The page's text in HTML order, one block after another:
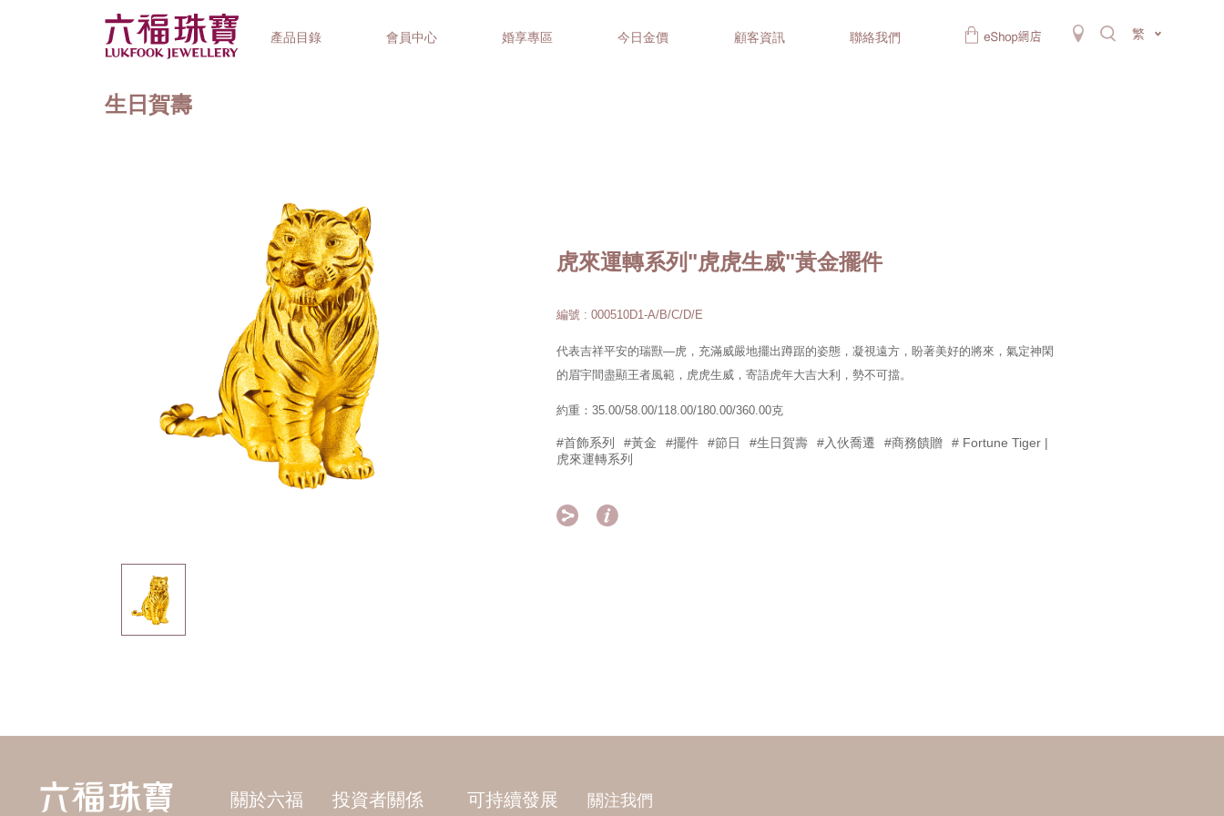
產品目錄 會員中心 婚享專區 今日金價 顧客資訊 聯絡我們 繁
生日賀壽
虎來運轉系列"虎虎生威"黃金擺件
編號 : 000510D1-A/B/C/D/E
代表吉祥平安的瑞獸—虎，充滿威嚴地擺出蹲踞的姿態，凝視遠方，盼著美好的將來，氣定神閑
的眉宇間盡顯王者風範，虎虎生威，寄語虎年大吉大利，勢不可擋。
約重：35.00/58.00/118.00/180.00/360.00克
#首飾系列 #黃金 #擺件 #節日 #生日賀壽 #入伙喬遷 #商務饋贈
# Fortune Tiger |
虎來運轉系列
 
關於六福 投資者關係 可持續發展 關注我們